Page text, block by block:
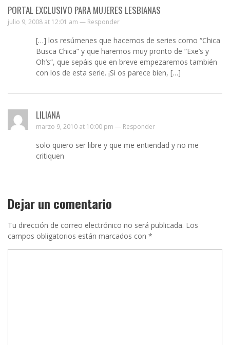
PORTAL EXCLUSIVO PARA MUJERES LESBIANAS
julio 9, 2008 at 12:01 am — Responder
[…] los resúmenes que hacemos de series como “Chica
Busca Chica” y que haremos muy pronto de “Exe’s y
Oh’s“, que sepáis que en breve empezaremos también
con los de esta serie. ¡Si os parece bien, […]
LILIANA
marzo 9, 2010 at 10:00 pm — Responder
solo quiero ser libre y que me entiendad y no me
critiquen
Dejar un comentario
Tu dirección de correo electrónico no será publicada. Los
campos obligatorios están marcados con *